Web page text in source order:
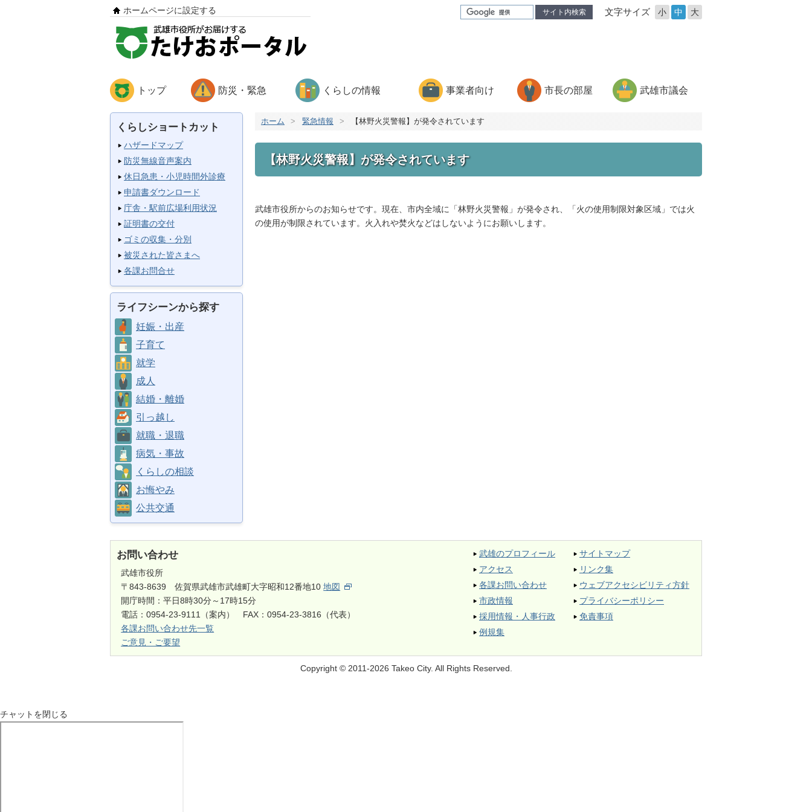
サイト内検索 文字サイズ 小 中 大
ホームページに設定する
トップ 防災・緊急 くらしの情報 事業者向け 市長の部屋 武雄市議会
くらしショートカット
ハザードマップ
防災無線音声案内
休日急患・小児時間外診療
申請書ダウンロード
庁舎・駅前広場利用状況
証明書の交付
ゴミの収集・分別
被災された皆さまへ
各課お問合せ
ライフシーンから探す
妊娠・出産
子育て
就学
成人
結婚・離婚
引っ越し
就職・退職
病気・事故
くらしの相談
お悔やみ
公共交通
ホーム > 緊急情報 > 【林野火災警報】が発令されています
【林野火災警報】が発令されています
武雄市役所からのお知らせです。現在、市内全域に「林野火災警報」が発令され、「火の使用制限対象区域」では火
の使用が制限されています。火入れや焚火などはしないようにお願いします。
お問い合わせ
武雄市役所
〒843-8639 佐賀県武雄市武雄町大字昭和12番地10地図
開庁時間：平日8時30分～17時15分
電話：0954-23-9111（案内） FAX：0954-23-3816（代表）
各課お問い合わせ先一覧
ご意見・ご要望
武雄のプロフィール
アクセス
各課お問い合わせ
市政情報
採用情報・人事行政
例規集
サイトマップ
リンク集
ウェブアクセシビリティ方針
プライバシーポリシー
免責事項
Copyright © 2011-2026 Takeo City. All Rights Reserved.
チャットを閉じる